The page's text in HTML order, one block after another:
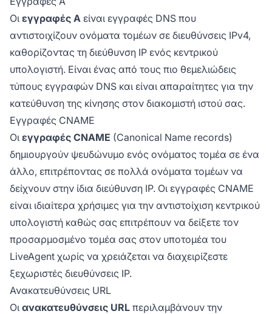
Οι εγγραφές A είναι εγγραφές DNS που
αντιστοιχίζουν ονόματα τομέων σε διευθύνσεις IPv4,
καθορίζοντας τη διεύθυνση IP ενός κεντρικού
υπολογιστή. Είναι ένας από τους πιο θεμελιώδεις
τύπους εγγραφών DNS και είναι απαραίτητες για την
κατεύθυνση της κίνησης στον διακομιστή ιστού σας.
Εγγραφές CNAME
Οι εγγραφές CNAME (Canonical Name records)
δημιουργούν ψευδώνυμο ενός ονόματος τομέα σε ένα
άλλο, επιτρέποντας σε πολλά ονόματα τομέων να
δείχνουν στην ίδια διεύθυνση IP. Οι εγγραφές CNAME
είναι ιδιαίτερα χρήσιμες για την αντιστοίχιση κεντρικού
υπολογιστή καθώς σας επιτρέπουν να δείξετε τον
προσαρμοσμένο τομέα σας στον υποτομέα του
LiveAgent χωρίς να χρειάζεται να διαχειρίζεστε
ξεχωριστές διευθύνσεις IP.
Ανακατευθύνσεις URL
Οι ανακατευθύνσεις URL περιλαμβάνουν την